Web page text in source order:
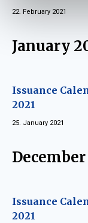
22. February 2021
January
Issuance
2021
25. January 2021
Issuance
2021